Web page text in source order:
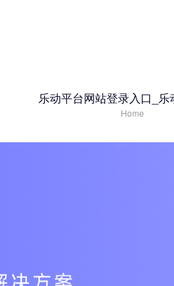
乐动平台网站登录入口_乐
Home